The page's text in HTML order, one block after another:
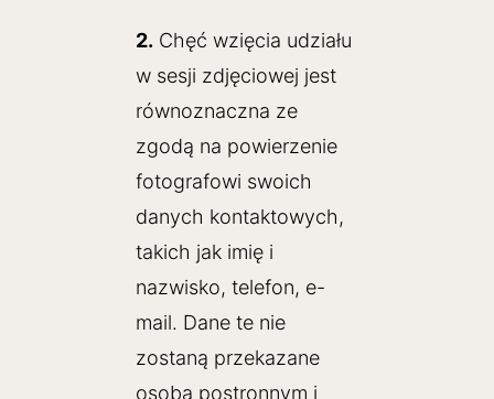
2. Chęć wzięcia udziału
w sesji zdjęciowej jest
równoznaczna ze
zgodą na powierzenie
fotografowi swoich
danych kontaktowych,
takich jak imię i
nazwisko, telefon, e-
mail. Dane te nie
zostaną przekazane
osobą postronnym i